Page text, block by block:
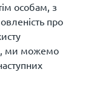
особам, з
про
ми можемо